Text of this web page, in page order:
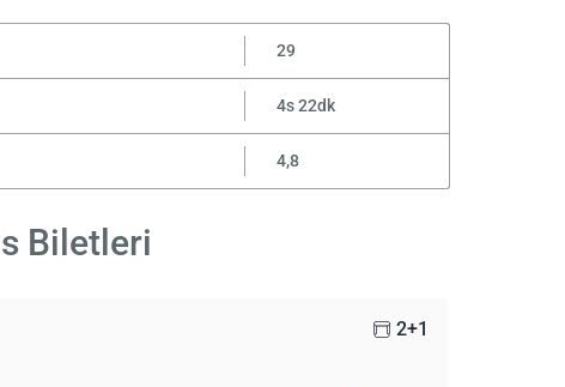
29
4s 22dk
4,8
Biletleri
2+1